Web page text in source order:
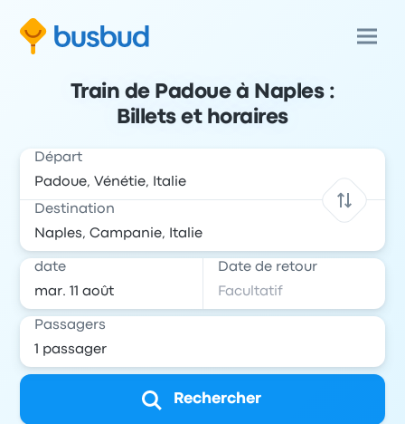
Train de Padoue à Naples :
Billets et horaires
Départ
Destination
date Date de retour
Passagers
Rechercher